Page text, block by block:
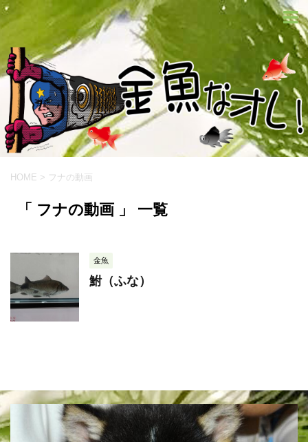
HOME > フナの動画
「 フナの動画 」 一覧
金魚
鮒（ふな）